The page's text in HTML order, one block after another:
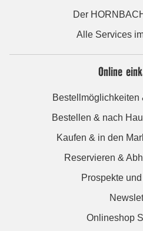
Der
Alle Services
Online
Bestellmöglichkeiten
Bestellen & nach
Kaufen & in den
Reservieren &
Prospekte
Onlineshop